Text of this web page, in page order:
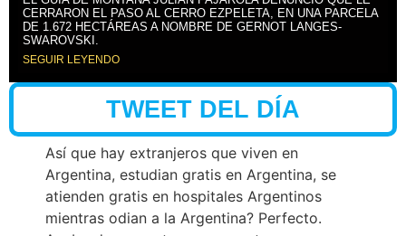
CERRARON EL PASO AL CERRO EZPELETA, EN UNA PARCELA
DE 1.672 HECTÁREAS A NOMBRE DE GERNOT LANGES-
SWAROVSKI.
SEGUIR LEYENDO
TWEET DEL DÍA
Así que hay extranjeros que viven en
Argentina, estudian gratis en Argentina, se
atienden gratis en hospitales Argentinos
mientras odian a la Argentina? Perfecto.